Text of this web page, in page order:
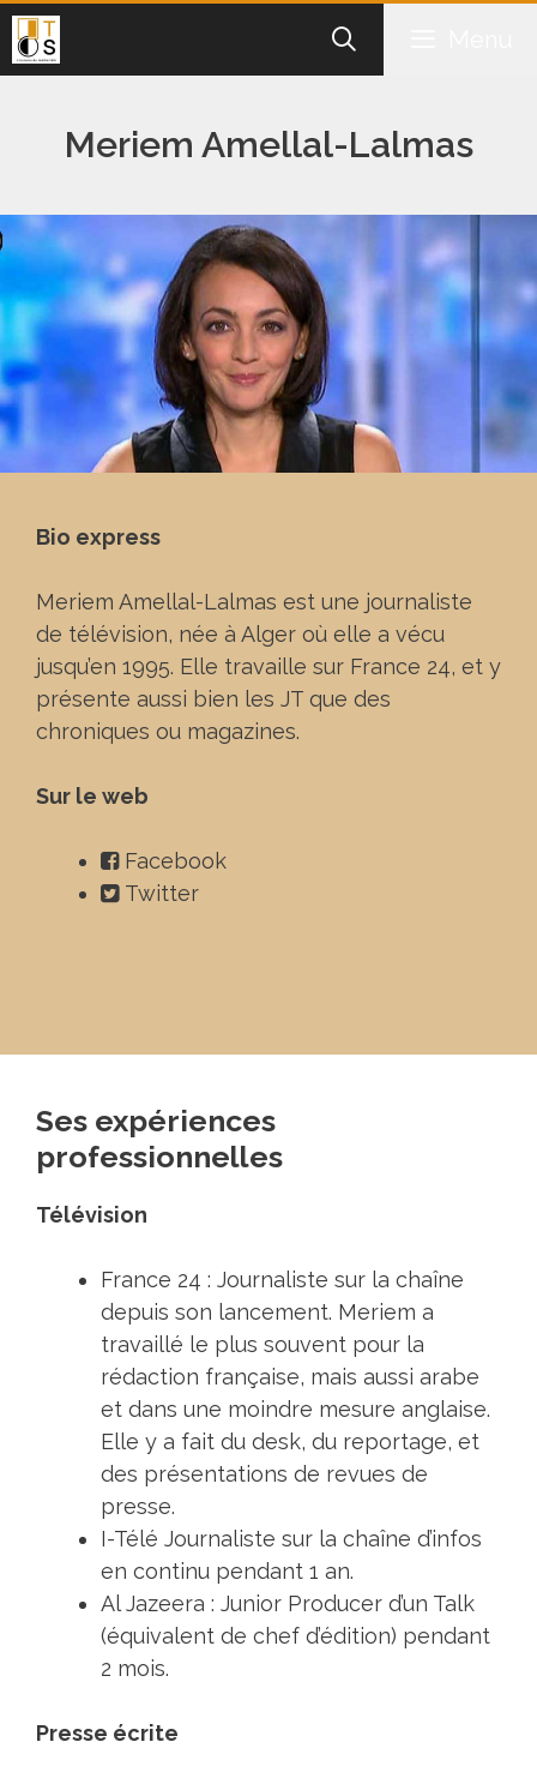
Aller
au
contenu
Meriem Amellal-Lalmas
Bio express
Meriem Amellal-Lalmas est une journaliste
de télévision, née à Alger où elle a vécu
jusqu’en 1995. Elle travaille sur France 24, et y
présente aussi bien les JT que des
chroniques ou magazines.
Sur le web
Facebook
Twitter
Ses expériences
professionnelles
Télévision
France 24 : Journaliste sur la chaîne
depuis son lancement. Meriem a
travaillé le plus souvent pour la
rédaction française, mais aussi arabe
et dans une moindre mesure anglaise.
Elle y a fait du desk, du reportage, et
des présentations de revues de
presse.
I-Télé Journaliste sur la chaîne d’infos
en continu pendant 1 an.
Al Jazeera : Junior Producer d’un Talk
(équivalent de chef d’édition) pendant
2 mois.
Presse écrite